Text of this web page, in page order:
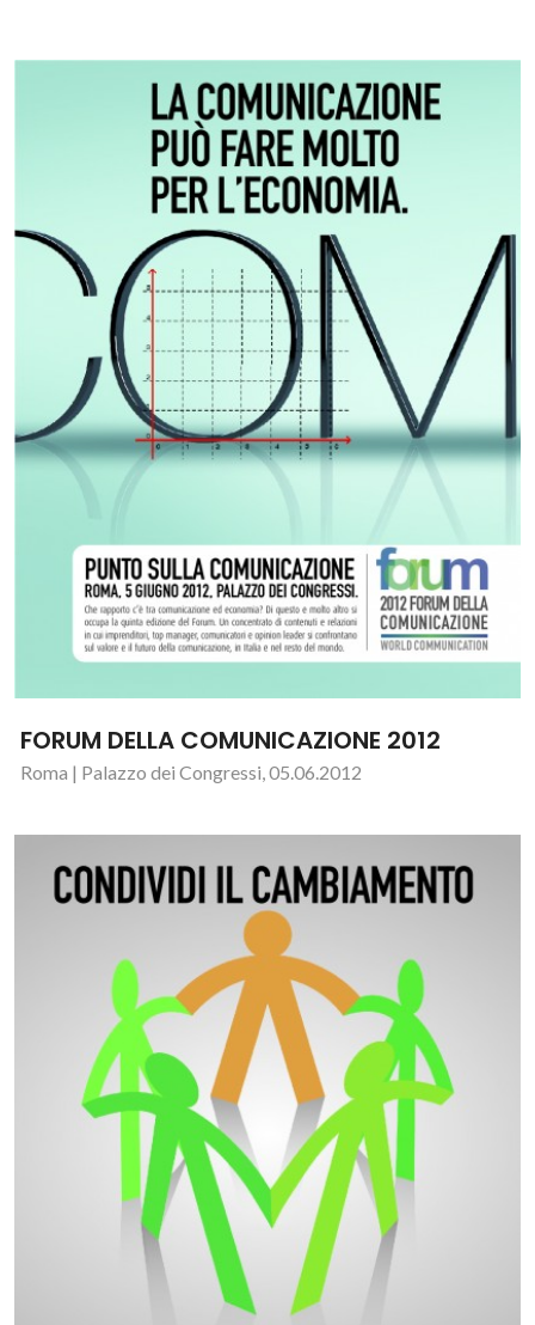
FORUM DELLA COMUNICAZIONE 2012
Roma | Palazzo dei Congressi, 05.06.2012